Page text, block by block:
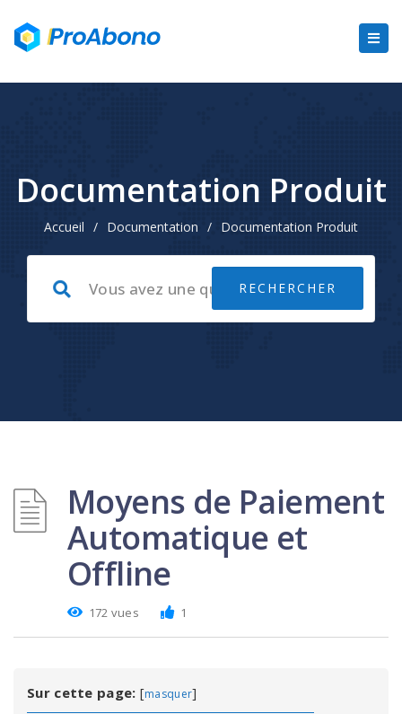
Documentation Produit
Accueil / Documentation / Documentation Produit
Moyens de Paiement
Automatique et
Offline
172 vues 1
Sur cette page: [masquer]